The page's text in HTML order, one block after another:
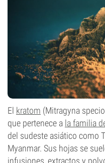
El kratom (Mitragyna
que pertenece a la familia
del sudeste asiático como
Myanmar. Sus hojas se
infusiones, extractos y